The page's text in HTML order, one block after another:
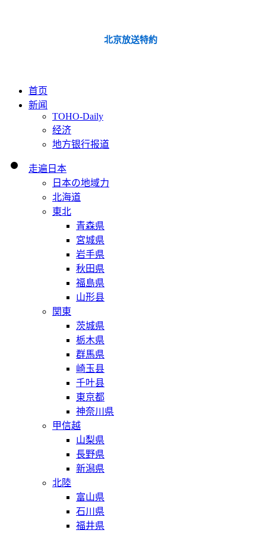
北京放送特約
首页
新闻
TOHO-Daily
经济
地方银行报道
走遍日本
日本の地域力
北海道
東北
青森県
宮城県
岩手県
秋田県
福島県
山形县
関東
茨城県
栃木県
群馬県
崎玉县
千叶县
東京都
神奈川県
甲信越
山梨県
長野県
新潟県
北陸
富山県
石川県
福井県